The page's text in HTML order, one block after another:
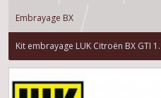
Embrayage BX
Kit embrayage LUK Citroën BX GTI